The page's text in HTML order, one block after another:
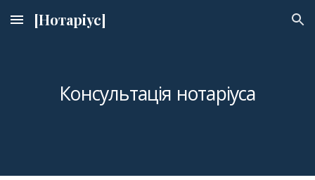
Skip to main content Skip to navigation
[Нотаріус]
Консультація нотаріуса